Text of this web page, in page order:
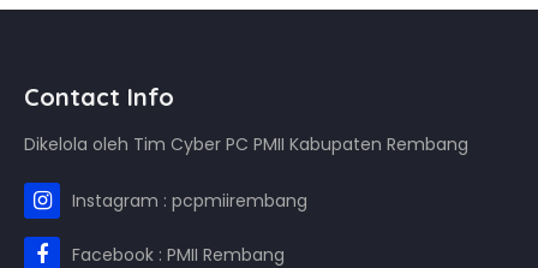
Contact Info
Dikelola oleh Tim Cyber PC PMII Kabupaten Rembang
Instagram : pcpmiirembang
Facebook : PMII Rembang